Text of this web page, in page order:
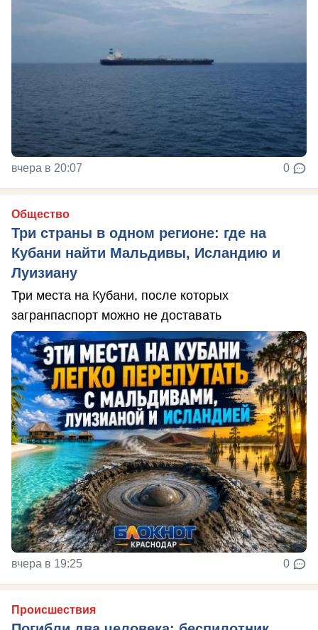
вчера в 20:07 0
Общество
Три страны в одном регионе: где на
Кубани найти Мальдивы, Исландию и
Луизиану
Три места на Кубани, после которых
загранпаспорт можно не доставать
вчера в 19:25 0
Происшествия